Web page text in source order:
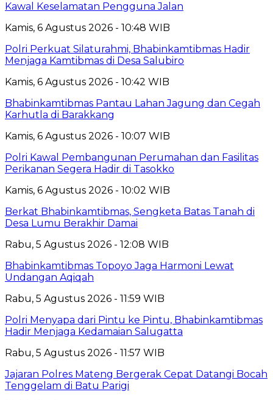
Kawal Keselamatan Pengguna Jalan
Kamis, 6 Agustus 2026 - 10:48 WIB
Polri Perkuat Silaturahmi, Bhabinkamtibmas Hadir
Menjaga Kamtibmas di Desa Salubiro
Kamis, 6 Agustus 2026 - 10:42 WIB
Bhabinkamtibmas Pantau Lahan Jagung dan Cegah
Karhutla di Barakkang
Kamis, 6 Agustus 2026 - 10:07 WIB
Polri Kawal Pembangunan Perumahan dan Fasilitas
Perikanan Segera Hadir di Tasokko
Kamis, 6 Agustus 2026 - 10:02 WIB
Berkat Bhabinkamtibmas, Sengketa Batas Tanah di
Desa Lumu Berakhir Damai
Rabu, 5 Agustus 2026 - 12:08 WIB
Bhabinkamtibmas Topoyo Jaga Harmoni Lewat
Undangan Aqiqah
Rabu, 5 Agustus 2026 - 11:59 WIB
Polri Menyapa dari Pintu ke Pintu, Bhabinkamtibmas
Hadir Menjaga Kedamaian Salugatta
Rabu, 5 Agustus 2026 - 11:57 WIB
Jajaran Polres Mateng Bergerak Cepat Datangi Bocah
Tenggelam di Batu Parigi